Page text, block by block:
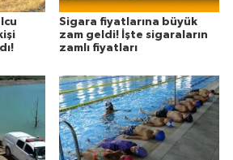
Sigara fiyatlarına büyük
zam geldi! İşte sigaraların
zamlı fiyatları